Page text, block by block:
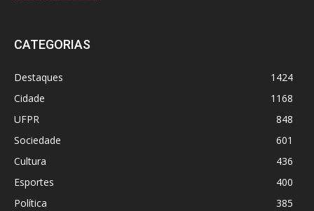
CATEGORIAS
Destaques
1424
Cidade
1168
UFPR
848
Sociedade
601
Cultura
436
Esportes
400
Política
385